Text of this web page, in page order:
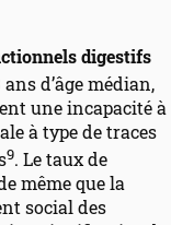
digestifs
d’âge médian,
une incapacité à
à type de traces
9. Le taux de
même que la
social des